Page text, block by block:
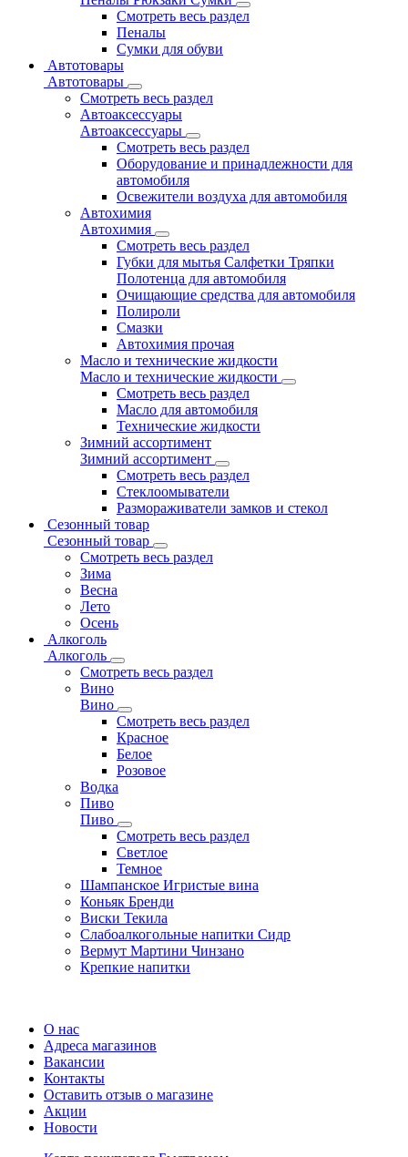
Смотреть весь раздел
Пеналы
Сумки для обуви
Автотовары
Автотовары
Смотреть весь раздел
Автоаксессуары
Автоаксессуары
Смотреть весь раздел
Оборудование и принадлежности для
автомобиля
Освежители воздуха для автомобиля
Автохимия
Автохимия
Смотреть весь раздел
Губки для мытья Салфетки Тряпки
Полотенца для автомобиля
Очищающие средства для автомобиля
Полироли
Смазки
Автохимия прочая
Масло и технические жидкости
Масло и технические жидкости
Смотреть весь раздел
Масло для автомобиля
Технические жидкости
Зимний ассортимент
Зимний ассортимент
Смотреть весь раздел
Стеклоомыватели
Размораживатели замков и стекол
Сезонный товар
Сезонный товар
Смотреть весь раздел
Зима
Весна
Лето
Осень
Алкоголь
Алкоголь
Смотреть весь раздел
Вино
Вино
Смотреть весь раздел
Красное
Белое
Розовое
Водка
Пиво
Пиво
Смотреть весь раздел
Cветлое
Темное
Шампанское Игристые вина
Коньяк Бренди
Виски Текила
Слабоалкогольные напитки Сидр
Вермут Мартини Чинзано
Крепкие напитки
О нас
Адреса магазинов
Вакансии
Контакты
Оставить отзыв о магазине
Акции
Новости